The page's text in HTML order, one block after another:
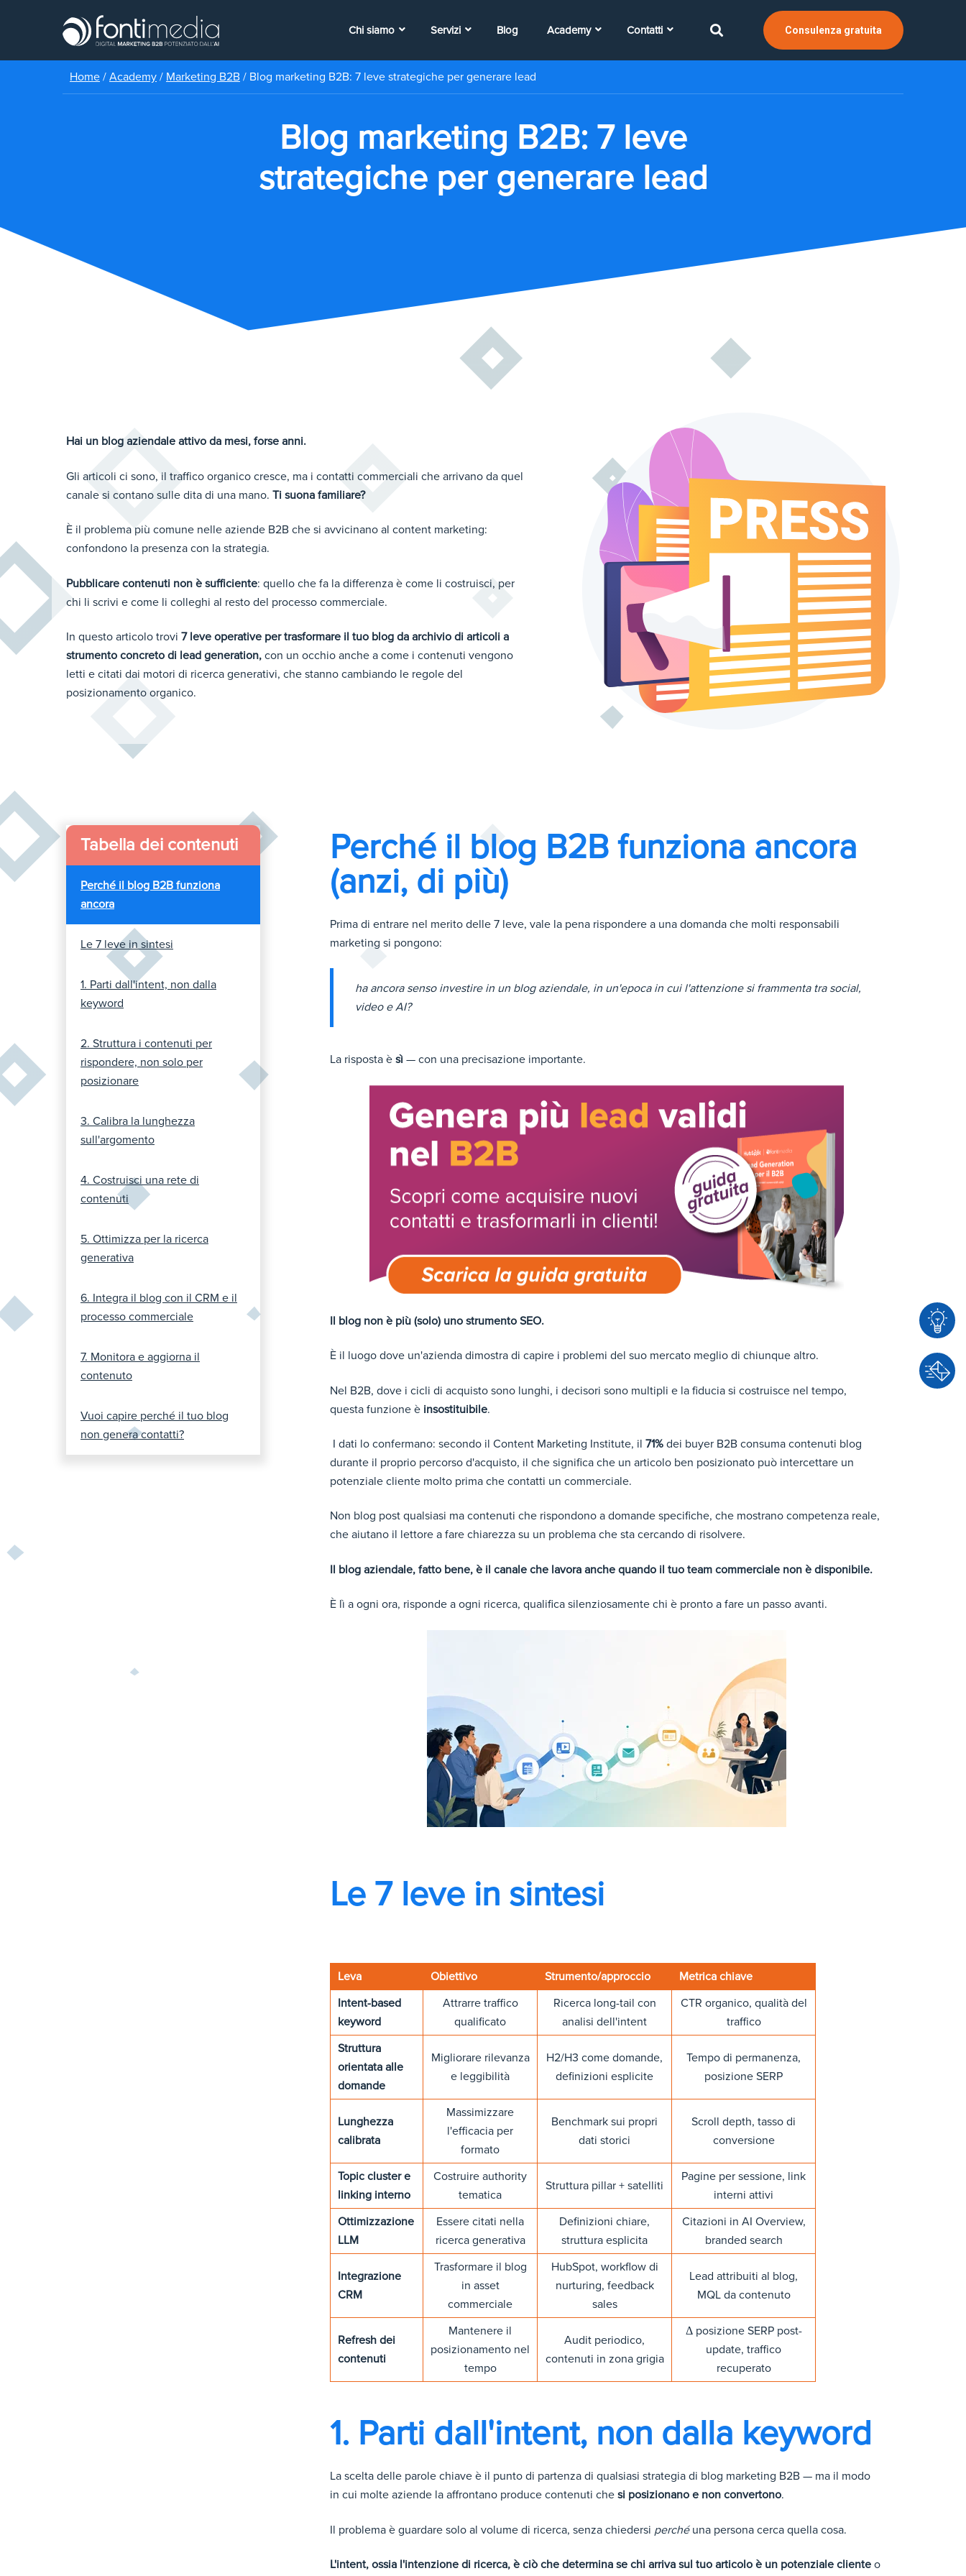
Chi siamo Servizi Blog Academy Contatti Consulenza gratuita
C
o
Home / Academy / Marketing B2B / Blog marketing B2B: 7 leve strategiche per generare lead
Blog marketing B2B: 7 leve
strategiche per generare lead
Hai un blog aziendale attivo da mesi, forse anni.
Gli articoli ci sono, il traffico organico cresce, ma i contatti commerciali che arrivano da quel
canale si contano sulle dita di una mano. Ti suona familiare?
È il problema più comune nelle aziende B2B che si avvicinano al content marketing:
confondono la presenza con la strategia.
Pubblicare contenuti non è sufficiente: quello che fa la differenza è come li costruisci, per
chi li scrivi e come li colleghi al resto del processo commerciale.
In questo articolo trovi 7 leve operative per trasformare il tuo blog da archivio di articoli a
strumento concreto di lead generation, con un occhio anche a come i contenuti vengono
letti e citati dai motori di ricerca generativi, che stanno cambiando le regole del
posizionamento organico.
Tabella dei contenuti
Perché il blog B2B funziona
ancora
Le 7 leve in sintesi
1. Parti dall'intent, non dalla
keyword
2. Struttura i contenuti per
rispondere, non solo per
posizionare
3. Calibra la lunghezza
sull'argomento
4. Costruisci una rete di
contenuti
5. Ottimizza per la ricerca
generativa
6. Integra il blog con il CRM e il
processo commerciale
7. Monitora e aggiorna il
contenuto
Vuoi capire perché il tuo blog
non genera contatti?
Perché il blog B2B funziona ancora
(anzi, di più)
Prima di entrare nel merito delle 7 leve, vale la pena rispondere a una domanda che molti responsabili
marketing si pongono:
ha ancora senso investire in un blog aziendale, in un'epoca in cui l'attenzione si frammenta tra social,
video e AI?
La risposta èsì— con una precisazione importante.
Il blog non è più (solo) uno strumento SEO.
È il luogo dove un'azienda dimostra di capire i problemi del suo mercato meglio di chiunque altro.
Nel B2B, dove i cicli di acquisto sono lunghi, i decisori sono multipli e la fiducia si costruisce nel tempo,
questa funzione è insostituibile.
I dati lo confermano: secondo il Content Marketing Institute, il71% dei buyer B2B consuma contenuti blog
durante il proprio percorso d'acquisto, il che significa che un articolo ben posizionato può intercettare un
potenziale cliente molto prima che contatti un commerciale.
Non blog post qualsiasi ma contenuti che rispondono a domande specifiche, che mostrano competenza reale,
che aiutano il lettore a fare chiarezza su un problema che sta cercando di risolvere.
Il blog aziendale, fatto bene, è il canale che lavora anche quando il tuo team commerciale non è disponibile.
È lì a ogni ora, risponde a ogni ricerca, qualifica silenziosamente chi è pronto a fare un passo avanti.
Le 7 leve in sintesi
Leva Obiettivo Strumento/approccio
Metrica chiave
Intent-based
keyword
Attrarre traffico
qualificato
Ricerca long-tail con
analisi dell'intent
CTR organico, qualità del
traffico
Struttura
orientata alle
domande
Migliorare rilevanza
e leggibilità
H2/H3 come domande,
definizioni esplicite
Tempo di permanenza,
posizione SERP
Lunghezza
calibrata
Massimizzare
l'efficacia per
formato
Benchmark sui propri
dati storici
Scroll depth, tasso di
conversione
Topic cluster e
linking interno
Costruire authority
tematica
Struttura pillar + satelliti
Pagine per sessione, link
interni attivi
Ottimizzazione
LLM
Essere citati nella
ricerca generativa
Definizioni chiare,
struttura esplicita
Citazioni in AI Overview,
branded search
Integrazione
CRM
Trasformare il blog
in asset
commerciale
HubSpot, workflow di
nurturing, feedback
sales
Lead attribuiti al blog,
MQL da contenuto
Refresh dei
contenuti
Mantenere il
posizionamento nel
tempo
Audit periodico,
contenuti in zona grigia
Δ posizione SERP post-
update, traffico
recuperato
1. Parti dall'intent, non dalla keyword
La scelta delle parole chiave è il punto di partenza di qualsiasi strategia di blog marketing B2B — ma il modo
in cui molte aziende la affrontano produce contenuti chesi posizionano e non convertono.
Il problema è guardare solo al volume di ricerca, senza chiedersi perchéuna persona cerca quella cosa.
L'intent, ossia l'intenzione di ricerca, è ciò che determina se chi arriva sul tuo articolo è un potenziale cliente o